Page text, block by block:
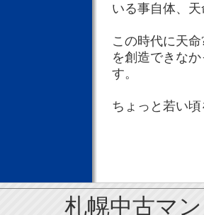
いる事自体、
この時代に天
を創造できな
す。
ちょっと若い
札幌中古マ